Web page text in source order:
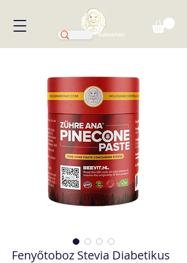
KIÁRUSÍTÁS!
Fenyőtoboz Stevia Diabetikus